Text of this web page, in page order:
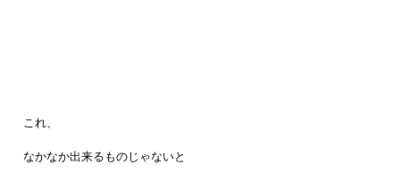
これ、
なかなか出来るものじゃないと